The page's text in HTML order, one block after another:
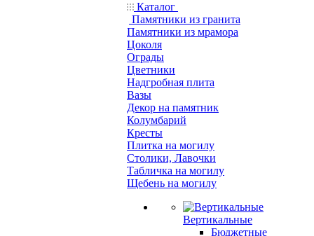
Каталог
Памятники из гранита
Памятники из мрамора
Цоколя
Ограды
Цветники
Надгробная плита
Вазы
Декор на памятник
Колумбарий
Кресты
Плитка на могилу
Столики, Лавочки
Табличка на могилу
Щебень на могилу
Вертикальные
Бюджетные